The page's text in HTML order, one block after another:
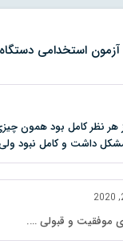
آزمون استخدامی
از هر نظر کامل بود
داشت و کامل نبود ولی
موفقیت و قبولی ….